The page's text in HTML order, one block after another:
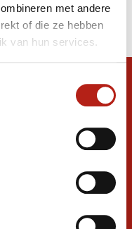
met andere
of die ze hebben
van hun services.
en